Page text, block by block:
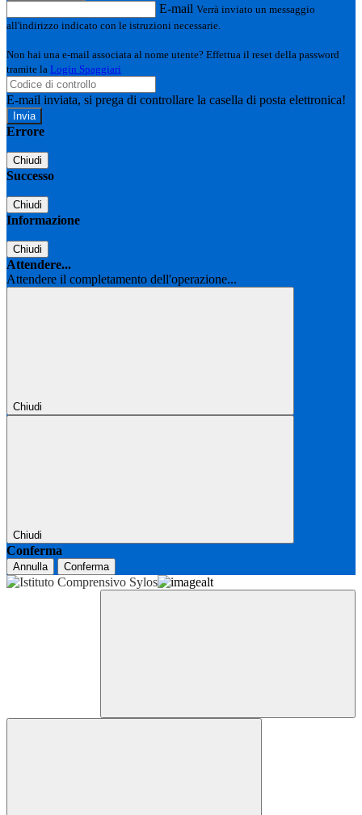
E-mail Verrà inviato un messaggio
all'indirizzo indicato con le istruzioni necessarie.
Non hai una e-mail associata al nome utente? Effettua il reset della password
tramite la Login Spaggiari
E-mail inviata, si prega di controllare la casella di posta elettronica!
Errore
Chiudi
Successo
Chiudi
Informazione
Chiudi
Attendere...
Attendere il completamento dell'operazione...
Chiudi
Chiudi
Conferma
Annulla Conferma